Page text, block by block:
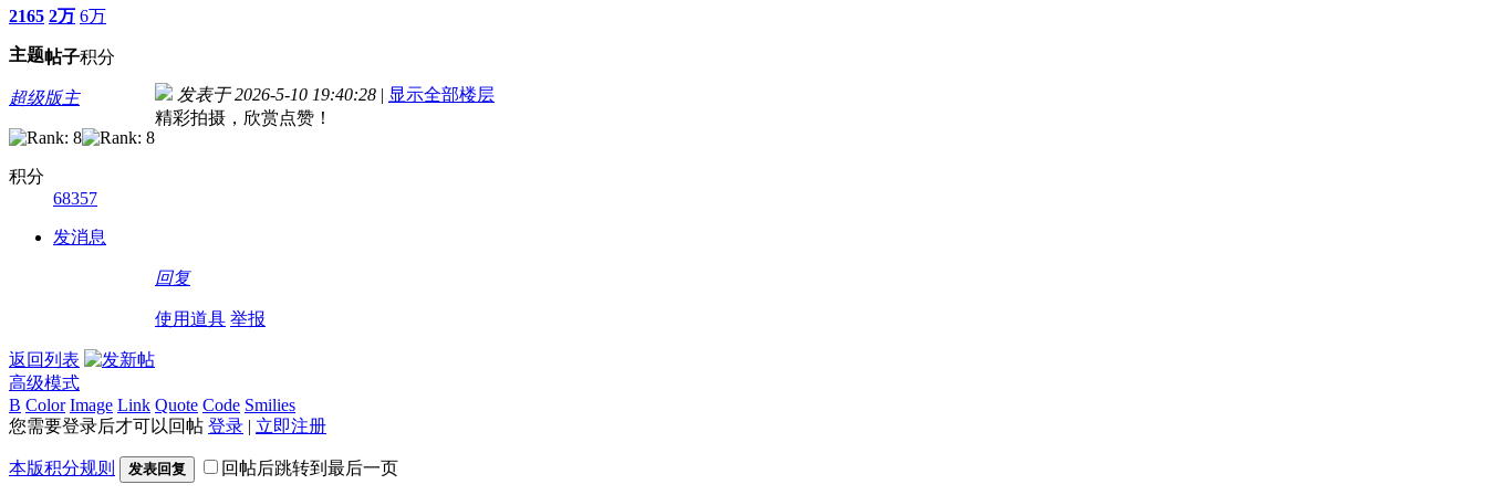
2165
主题
2万
帖子
6万
积分
超级版主
积分
68357
发消息
发表于 2026-5-10 19:40:28 | 显示全部楼层
精彩拍摄，欣赏点赞！
回复
使用道具 举报
返回列表
高级模式
B Color Image Link Quote Code Smilies
您需要登录后才可以回帖 登录 | 立即注册
本版积分规则 发表回复 回帖后跳转到最后一页